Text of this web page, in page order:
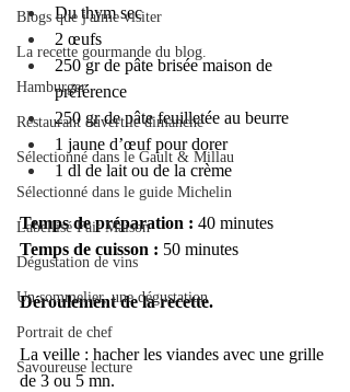
Blogs que j'aime visiter
La recette gourmande du blog.
Hamburger
Restaurant ouvert le dimanche
Sélectionné dans le Gault & Millau
Sélectionné dans le guide Michelin
Labellisé Fait Maison
Dégustation de vins
Un sommelier, une dégustation
Portrait de chef
Savoureuse lecture
Du thym sec
2 œufs
250 gr de pâte brisée maison de
préférence
250 gr de pâte feuilletée au beurre
1 jaune d’œuf pour dorer
1 dl de lait ou de la crème
Temps de préparation : 40 minutes
Temps de cuisson : 50 minutes
Déroulement de la recette.
La veille : hacher les viandes avec une grille
de 3 ou 5 mn.